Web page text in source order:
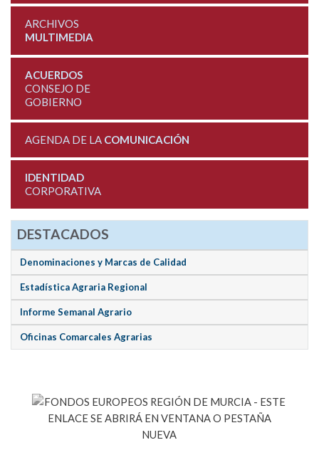
ARCHIVOS
MULTIMEDIA
ACUERDOS
CONSEJO DE
GOBIERNO
AGENDA DE LA COMUNICACIÓN
IDENTIDAD
CORPORATIVA
DESTACADOS
Denominaciones y Marcas de Calidad
Estadística Agraria Regional
Informe Semanal Agrario
Oficinas Comarcales Agrarias